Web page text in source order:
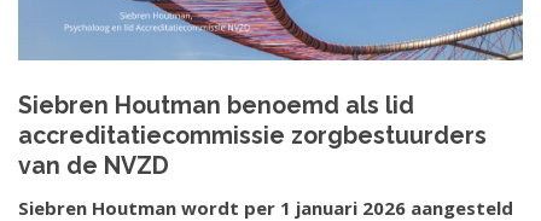
Siebren Houtman benoemd als lid
accreditatiecommissie zorgbestuurders
van de NVZD
Siebren Houtman wordt per 1 januari 2026 aangesteld